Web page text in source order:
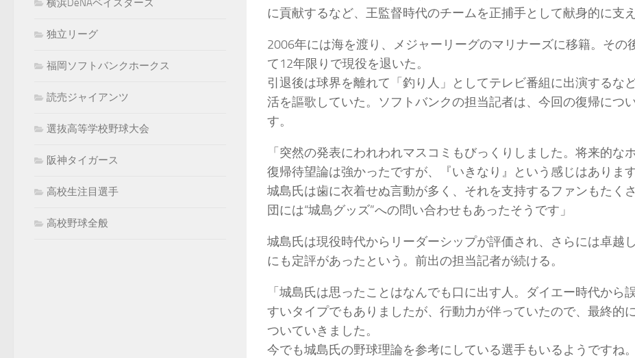
に貢献するなど、王監督時代のチームを正捕手として献身的に支え
2006年には海を渡り、メジャーリーグのマリナーズに移籍。その
て12年限りで現役を退いた。
引退後は球界を離れて「釣り人」としてテレビ番組に出演するな
活を謳歌していた。ソフトバンクの担当記者は、今回の復帰につ
す。
「突然の発表にわれわれマスコミもびっくりしました。将来的な
復帰待望論は強かったですが、『いきなり』という感じはありま
城島氏は歯に衣着せぬ言動が多く、それを支持するファンもたく
団には“城島グッズ”への問い合わせもあったそうです」
城島氏は現役時代からリーダーシップが評価され、さらには卓越
にも定評があったという。前出の担当記者が続ける。
「城島氏は思ったことはなんでも口に出す人。ダイエー時代から
すいタイプでもありましたが、行動力が伴っていたので、最終的
ついていきました。
今でも城島氏の野球理論を参考にしている選手もいるようですね
横浜DeNAベイスターズ
独立リーグ
福岡ソフトバンクホークス
読売ジャイアンツ
選抜高等学校野球大会
阪神タイガース
高校生注目選手
高校野球全般